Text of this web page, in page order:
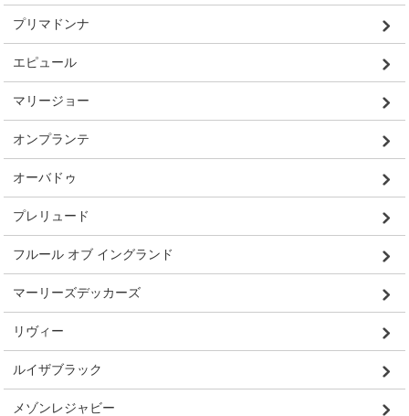
プリマドンナ
エピュール
マリージョー
オンプランテ
オーバドゥ
プレリュード
フルール オブ イングランド
マーリーズデッカーズ
リヴィー
ルイザブラック
メゾンレジャビー